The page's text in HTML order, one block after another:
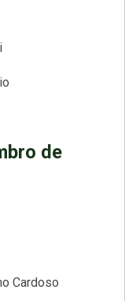
de
Cardoso